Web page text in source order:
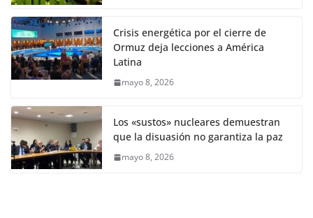
Crisis energética por el cierre de
Ormuz deja lecciones a América
Latina
mayo 8, 2026
Los «sustos» nucleares demuestran
que la disuasión no garantiza la paz
mayo 8, 2026